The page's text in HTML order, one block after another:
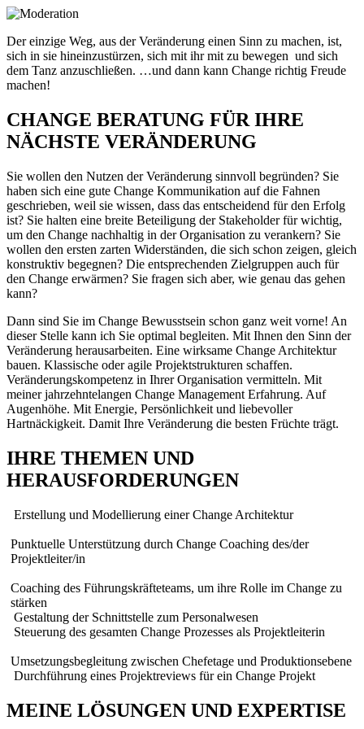
Der einzige Weg, aus der Veränderung einen Sinn zu machen, ist,
sich in sie hineinzustürzen, sich mit ihr mit zu bewegen und sich
dem Tanz anzuschließen. …und dann kann Change richtig Freude
machen!
CHANGE BERATUNG FÜR IHRE
NÄCHSTE VERÄNDERUNG
Sie wollen den Nutzen der Veränderung sinnvoll begründen? Sie
haben sich eine gute Change Kommunikation auf die Fahnen
geschrieben, weil sie wissen, dass das entscheidend für den Erfolg
ist? Sie halten eine breite Beteiligung der Stakeholder für wichtig,
um den Change nachhaltig in der Organisation zu verankern? Sie
wollen den ersten zarten Widerständen, die sich schon zeigen, gleich
konstruktiv begegnen? Die entsprechenden Zielgruppen auch für
den Change erwärmen? Sie fragen sich aber, wie genau das gehen
kann?
Dann sind Sie im Change Bewusstsein schon ganz weit vorne! An
dieser Stelle kann ich Sie optimal begleiten. Mit Ihnen den Sinn der
Veränderung herausarbeiten. Eine wirksame Change Architektur
bauen. Klassische oder agile Projektstrukturen schaffen.
Veränderungskompetenz in Ihrer Organisation vermitteln. Mit
meiner jahrzehntelangen Change Management Erfahrung. Auf
Augenhöhe. Mit Energie, Persönlichkeit und liebevoller
Hartnäckigkeit. Damit Ihre Veränderung die besten Früchte trägt.
IHRE THEMEN UND
HERAUSFORDERUNGEN
Erstellung und Modellierung einer Change Architektur
Punktuelle Unterstützung durch Change Coaching des/der
Projektleiter/in
Coaching des Führungskräfteteams, um ihre Rolle im Change zu
stärken
Gestaltung der Schnittstelle zum Personalwesen
Steuerung des gesamten Change Prozesses als Projektleiterin
Umsetzungsbegleitung zwischen Chefetage und Produktionsebene
Durchführung eines Projektreviews für ein Change Projekt
MEINE LÖSUNGEN UND EXPERTISE